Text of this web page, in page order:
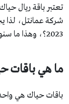
تعتبر باقة ريال
شركة عمانتل، لذا
2023؟، وهذا ما سنوافيكم به فيما يلي بشكل سهل.
ما هي باقات
باقات حياك هي